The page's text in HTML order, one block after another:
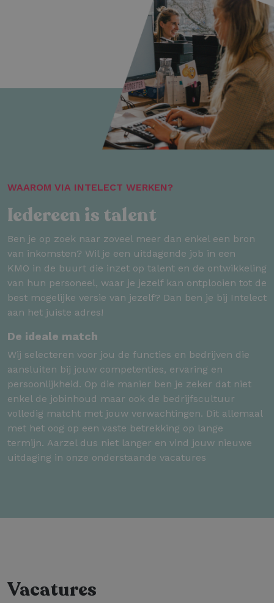
WAAROM VIA INTELECT WERKEN?
Iedereen is talent
Ben je op zoek naar zoveel meer dan enkel een bron
van inkomsten? Wil je een uitdagende job in een
KMO in de buurt die inzet op talent en de ontwikkeling
van hun personeel, waar je jezelf kan ontplooien tot de
best mogelijke versie van jezelf? Dan ben je bij Intelect
aan het juiste adres!
De ideale match
Wij selecteren voor jou de functies en bedrijven die
aansluiten bij jouw competenties, ervaring en
persoonlijkheid. Op die manier ben je zeker dat niet
enkel de jobinhoud maar ook de bedrijfscultuur
volledig matcht met jouw verwachtingen. Dit allemaal
met het oog op een vaste betrekking op lange
termijn. Aarzel dus niet langer en vind jouw nieuwe
uitdaging in onze onderstaande vacatures
Vacatures